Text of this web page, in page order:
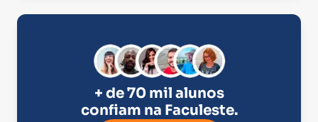
+ de 70 mil alunos
confiam na Faculeste.